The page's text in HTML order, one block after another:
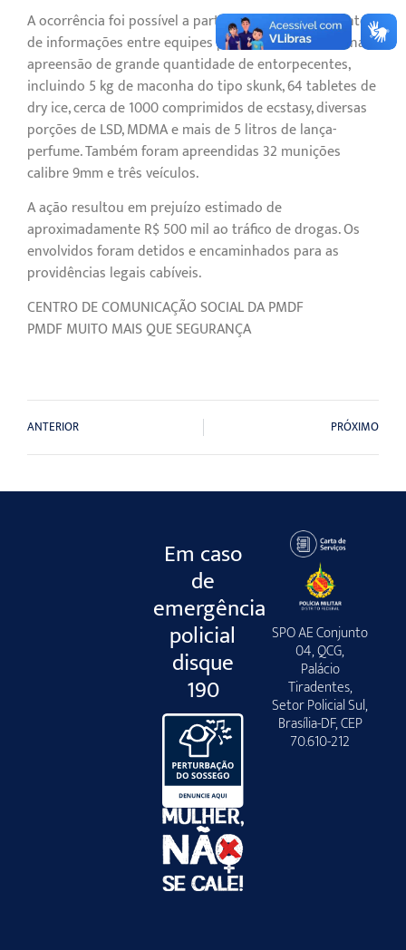
A ocorrência foi possível a partir do compartilhamento
de informações entre equipes policiais, culminando na
apreensão de grande quantidade de entorpecentes,
incluindo 5 kg de maconha do tipo skunk, 64 tabletes de
dry ice, cerca de 1000 comprimidos de ecstasy, diversas
porções de LSD, MDMA e mais de 5 litros de lança-
perfume. Também foram apreendidas 32 munições
calibre 9mm e três veículos.
A ação resultou em prejuízo estimado de
aproximadamente R$ 500 mil ao tráfico de drogas. Os
envolvidos foram detidos e encaminhados para as
providências legais cabíveis.
CENTRO DE COMUNICAÇÃO SOCIAL DA PMDF
PMDF MUITO MAIS QUE SEGURANÇA
ANTERIOR PRÓXIMO
Em caso
de
emergência
policial
disque
190
SPO AE Conjunto
04, QCG,
Palácio
Tiradentes,
Setor Policial Sul,
Brasília-DF, CEP
70.610-212